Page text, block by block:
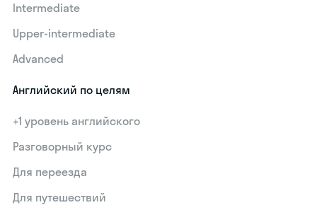
Intermediate
Upper-intermediate
Advanced
Английский по целям
+1 уровень английского
Разговорный курс
Для переезда
Для путешествий